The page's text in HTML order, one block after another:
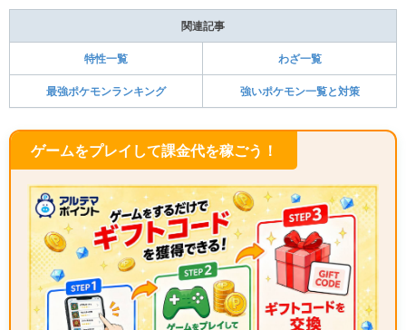
関連記事
特性一覧 わざ一覧
最強ポケモンランキング 強いポケモン一覧と対策
ゲームをプレイして課金代を稼ごう！